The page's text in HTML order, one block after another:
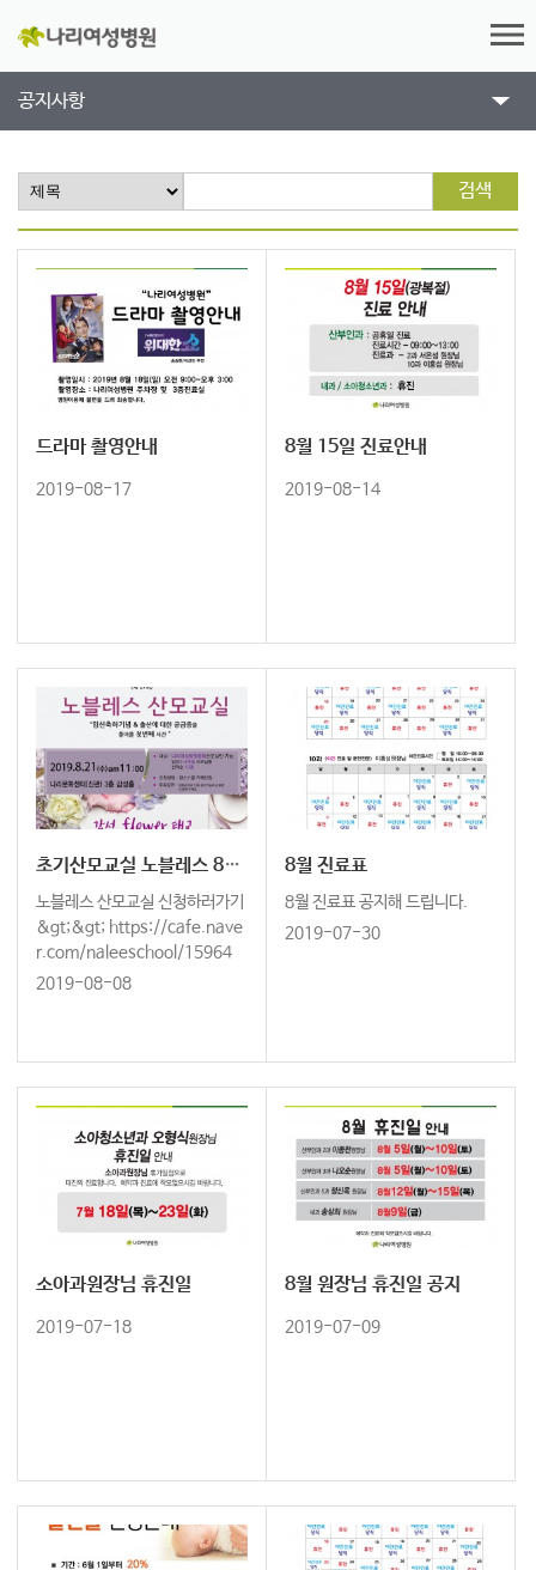
공지사항
검색
드라마 촬영안내
2019-08-17
8월 15일 진료안내
2019-08-14
초기산모교실 노블레스 8월 신청하세요.
노블레스 산모교실 신청하러가기
&gt;&gt; https://cafe.nave
r.com/naleeschool/15964
2019-08-08
8월 진료표
8월 진료표 공지해 드립니다.
2019-07-30
소아과원장님 휴진일
2019-07-18
8월 원장님 휴진일 공지
2019-07-09